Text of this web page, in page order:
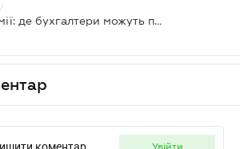
/
Відрядження і премії: де бухгалтери можуть припуститися помилки
коментар увійти